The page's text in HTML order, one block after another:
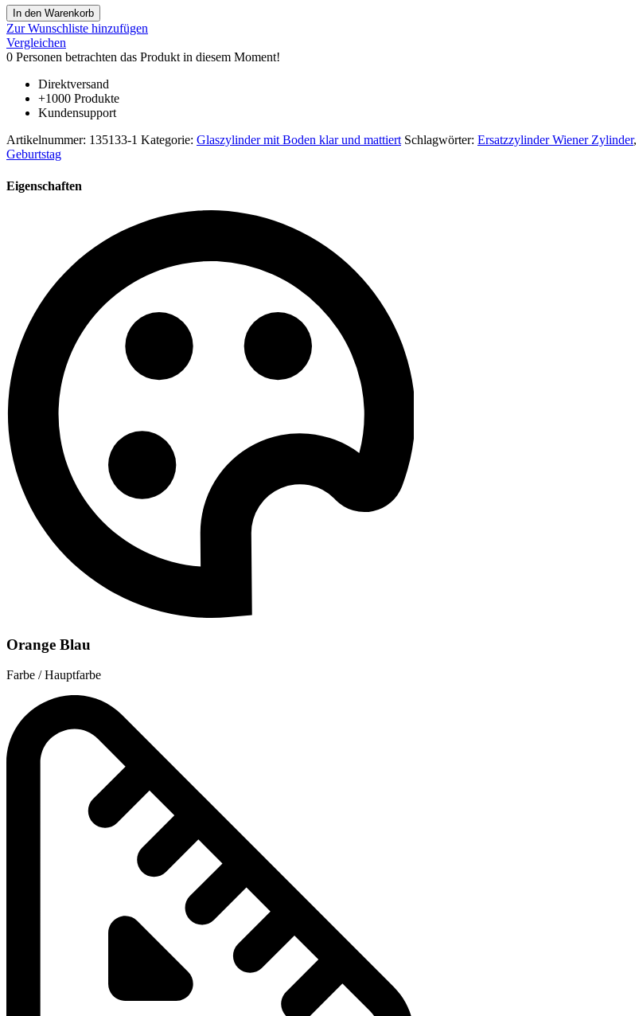
Zylinder
klar
mit
Boden
Durchmesser
30
Wandstärke
1,4
In den Warenkorb
Zur Wunschliste hinzufügen
Vergleichen
0 Personen betrachten das Produkt in diesem Moment!
Direktversand
+1000 Produkte
Kundensupport
Artikelnummer: 135133-1 Kategorie: Glaszylinder mit Boden klar und mattiert Schlagwörter: Ersatzzylinder Wiener Zylinder,
Geburtstag
Eigenschaften
Orange Blau
Farbe / Hauptfarbe